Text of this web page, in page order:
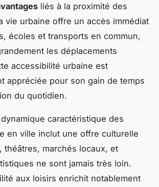
liés à la proximité des
vie urbaine offre un accès immédiat
écoles et transports en commun,
les déplacements
accessibilité urbaine est
appréciée pour son gain de temps
du quotidien.
caractéristique des
en ville inclut une offre culturelle
théâtres, marchés locaux, et
ne sont jamais très loin.
aux loisirs enrichit notablement